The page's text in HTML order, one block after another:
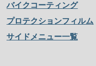
バイクコーティング
プロテクションフィルム
サイドメニュー一覧